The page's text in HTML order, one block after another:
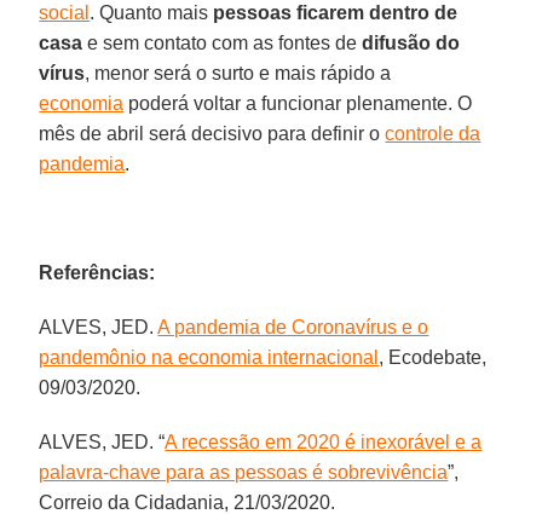
social . Quanto mais pessoas ficarem dentro de
casa e sem contato com as fontes dedifusão do
vírus, menor será o surto e mais rápido a
economia poderá voltar a funcionar plenamente. O
mês de abril será decisivo para definir o controle da
pandemia.
Referências:
ALVES, JED.A pandemia de Coronavírus e o
pandemônio na economia internacional , Ecodebate,
09/03/2020.
ALVES, JED. “A recessão em 2020 é inexorável e a
palavra-chave para as pessoas é sobrevivência”,
Correio da Cidadania, 21/03/2020.